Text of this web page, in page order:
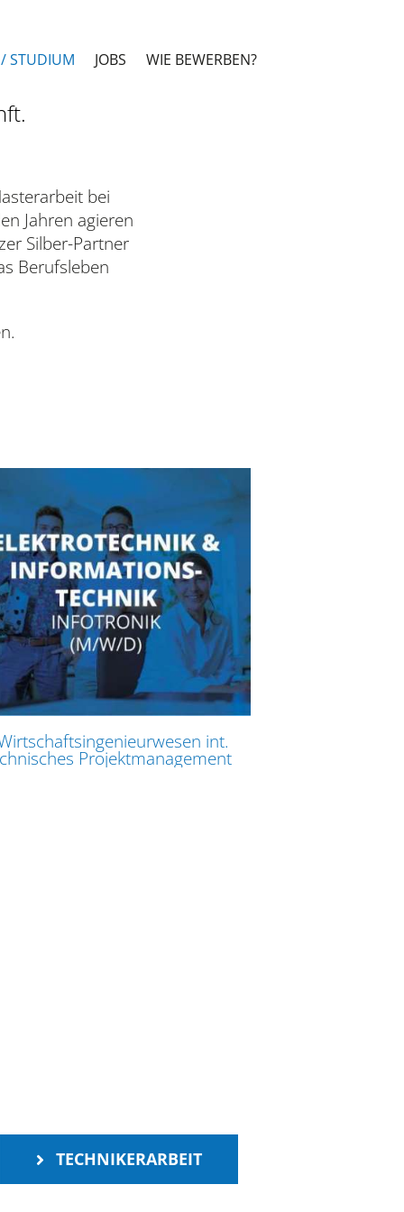
STUDIUM JOBS WIE BEWERBEN?
bei
Jahren agieren
Silber-Partner
Berufsleben
TECHNIKERARBEIT